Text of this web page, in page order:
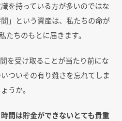
を持っている方が多いのではな
」という資産は、私たちの命が
たちのもとに届きます。
を受け取ることが当たり前にな
ついその有り難さを忘れてしま
うか。
間は貯金ができないとても貴重